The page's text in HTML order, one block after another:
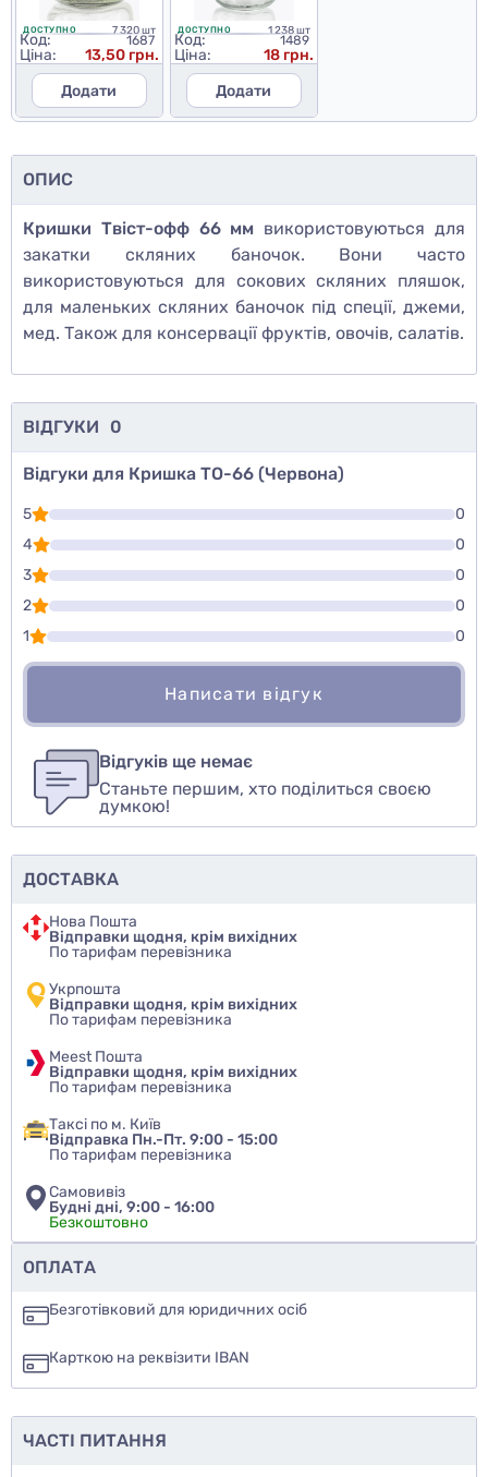
ДОСТУПНО 7 320 шт
Код: 1687
Ціна:
13,50 грн.
Додати
ДОСТУПНО 1 238 шт
Код: 1489
Ціна:
18 грн.
Додати
ОПИС
Кришки Твіст-офф 66 мм використовуються для
закатки скляних баночок. Вони часто
використовуються для сокових скляних пляшок,
для маленьких скляних баночок під спеції, джеми,
мед. Також для консервації фруктів, овочів, салатів.
ВІДГУКИ 0
Відгуки для Кришка ТО-66 (Червона)
5
0
4
0
3
0
2
0
1
0
Написати відгук
авторизуйтесьили войдите
Оцінити товар
Чи рекомендуєте ви цей товар
так
ще не знаю
Відгуків ще немає
Станьте першим, хто поділиться своєю
думкою!
ДОСТАВКА
Нова Пошта
Відправки щодня, крім вихідних
По тарифам перевізника
Укрпошта
Відправки щодня, крім вихідних
По тарифам перевізника
Meest Пошта
Відправки щодня, крім вихідних
По тарифам перевізника
Таксі по м. Київ
Відправка Пн.-Пт. 9:00 - 15:00
По тарифам перевізника
Самовивіз
Будні дні, 9:00 - 16:00
Безкоштовно
ОПЛАТА
Безготівковий для юридичних осіб
Карткою на реквізити IBAN
ЧАСТІ ПИТАННЯ